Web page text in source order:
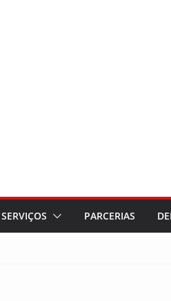
SERVIÇOS PARCERIAS